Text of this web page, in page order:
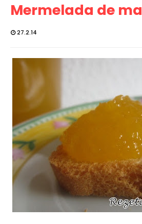
Mermelada de
27.2.14